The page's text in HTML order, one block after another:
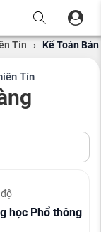
Tín › Kế Toán
Tín
học Phổ thông